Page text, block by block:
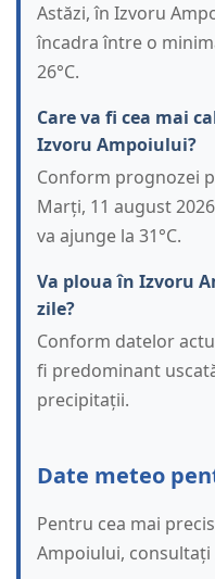
Astăzi, în Izvoru
încadra între o
26°C.
Care va fi cea mai
Izvoru Ampoiului?
Conform prognozei
Marți, 11 august
va ajunge la 31°C.
Va ploua în Izvoru
zile?
Conform datelor
fi predominant
precipitații.
Date meteo
Pentru cea mai
Ampoiului,